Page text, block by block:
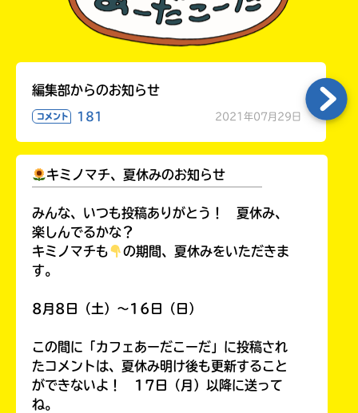
編集部からのお知らせ
コメント 181 2021年07月29日
キミノマチ、夏休みのお知らせ
みんな、いつも投稿ありがとう！ 夏休み、
楽しんでるかな？
キミノマチも
の期間、夏休みをいただきま
す。
8月8日（土）～16日（日）
この間に「カフェあーだこーだ」に投稿され
たコメントは、夏休み明け後も更新すること
ができないよ！ 17日（月）以降に送って
ね。